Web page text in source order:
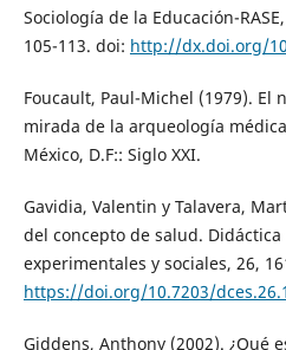
Sociología de la Educación-
105-113. doi: http://dx.doi.org/
Foucault, Paul-Michel (1979). El
mirada de la arqueología
México, D.F:: Siglo XXI.
Gavidia, Valentin y Talavera,
del concepto de salud. Didáctica
experimentales y sociales, 26,
https://doi.org/10.7203/
Giddens, Anthony (2002). ¿Qué